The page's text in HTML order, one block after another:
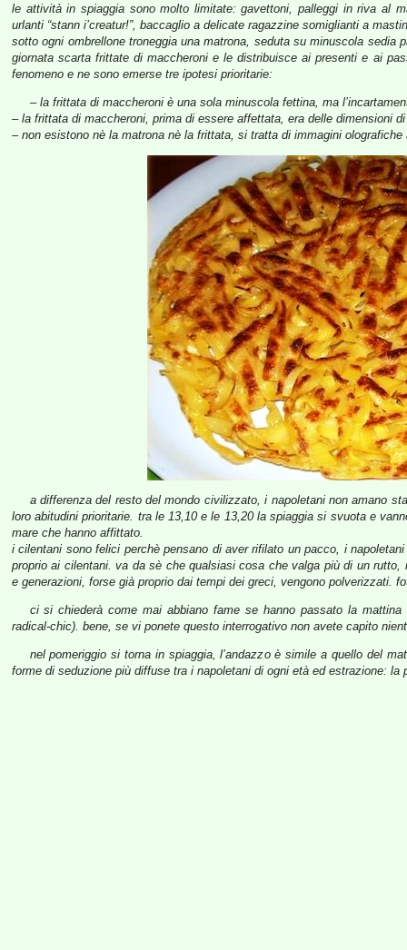
le attività in spiaggia sono molto limitate: gavettoni, palleggi in riva al
urlanti “stann i’creatur!”, baccaglio a delicate ragazzine somiglianti a
sotto ogni ombrellone troneggia una matrona, seduta su minuscola sedia
giornata scarta frittate di maccheroni e le distribuisce ai presenti e ai
fenomeno e ne sono emerse tre ipotesi prioritarie:
– la frittata di maccheroni è una sola minuscola fettina, ma
– la frittata di maccheroni, prima di essere affettata, era delle dimensioni
– non esistono nè la matrona nè la frittata, si tratta di immagini
a differenza del resto del mondo civilizzato, i napoletani non amano
loro abitudini prioritarie. tra le 13,10 e le 13,20 la spiaggia si svuota e
mare che hanno affittato.
i cilentani sono felici perchè pensano di aver rifilato un pacco, i
proprio ai cilentani. va da sè che qualsiasi cosa che valga più di un
e generazioni, forse già proprio dai tempi dei greci, vengono polverizzati.
ci si chiederà come mai abbiano fame se hanno passato la
radical-chic). bene, se vi ponete questo interrogativo non avete capito
nel pomeriggio si torna in spiaggia, l’andazzo è simile a quello del
forme di seduzione più diffuse tra i napoletani di ogni età ed estrazione: la